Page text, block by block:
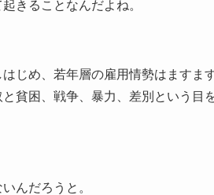
きることなんだよね。
じめ、若年層の雇用情勢はますま
貧困、戦争、暴力、差別という目
んだろうと。